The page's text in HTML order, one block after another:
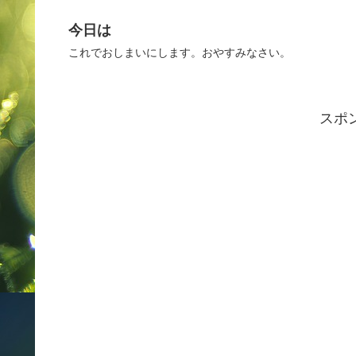
今日は
これでおしまいにします。おやすみなさい。
スポ